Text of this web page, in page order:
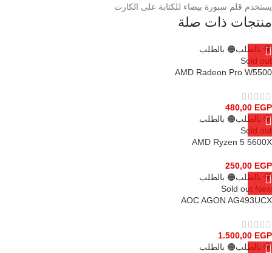
يستخدم قلم سبورة بيضاء للكتابة على الكارت
منتجات ذات صلة
🌍 بالطلب🟠 بالطلب
Sold out
AMD Radeon Pro W5500
480,00 EGP
🌍 بالطلب🟠 بالطلب
Sold out
AMD Ryzen 5 5600X
250,00 EGP
🌍 بالطلب🟠 بالطلب
Sold out New
AOC AGON AG493UCX
1.500,00 EGP
🌍 بالطلب🟠 بالطلب